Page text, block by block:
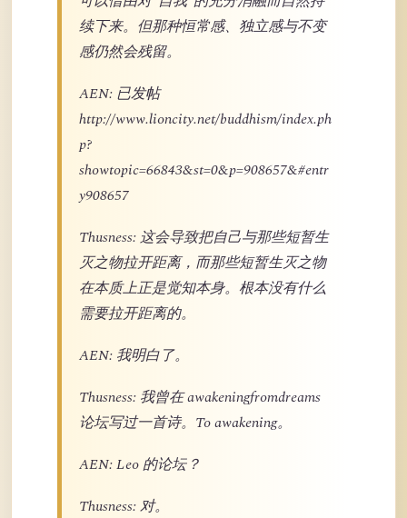
续下来。但那种恒常感、独立感与不变
感仍然会残留。
AEN: 已发帖
http://www.lioncity.net/buddhism/index.ph
p?
showtopic=66843&st=0&p=908657&#entr
y908657
Thusness: 这会导致把自己与那些短暂生
灭之物拉开距离，而那些短暂生灭之物
在本质上正是觉知本身。根本没有什么
需要拉开距离的。
AEN: 我明白了。
Thusness: 我曾在 awakeningfromdreams
论坛写过一首诗。To awakening。
AEN: Leo 的论坛？
Thusness: 对。